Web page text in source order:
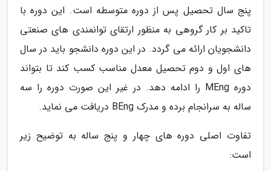
پنج سال تحصیل پس از دوره متوسطه است. این دوره با
تاکید بر کار گروهی به منظور ارتقای توانمندی های صنعتی
دانشجویان ارائه می گردد. در این دوره دانشجو باید در سال
های اول و دوم تحصیل معدل مناسب کسب کند تا بتواند
دوره MEng را ادامه دهد. در غیر این صورت دوره را سه
ساله به سرانجام برده و مدرک BEng دریافت می نماید.
تفاوت اصلی دوره های چهار و پنج ساله به توضیح زیر
است: